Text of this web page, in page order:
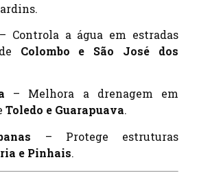
– Controla a água em estradas
Colombo e São José dos
– Melhora a drenagem em
Toledo e Guarapuava.
– Protege estruturas
e Pinhais.